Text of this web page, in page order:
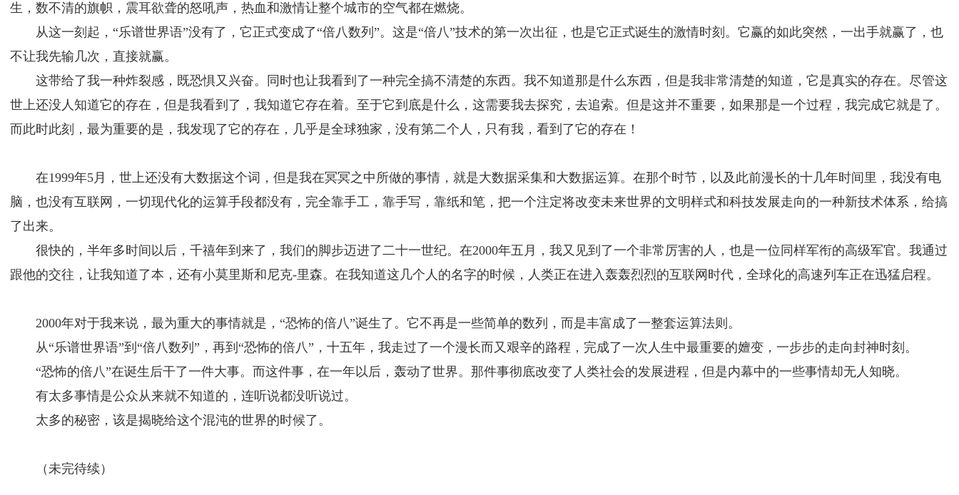
生，数不清的旗帜，震耳欲聋的怒吼声，热血和激情让整个城市的空气都在燃烧。
从这一刻起，“乐谱世界语”没有了，它正式变成了“倍八数列”。这是“倍八”技术的第一次出征，也是它正式诞生的激情时刻。它赢的如此突然，一出手就赢了，也
不让我先输几次，直接就赢。
这带给了我一种炸裂感，既恐惧又兴奋。同时也让我看到了一种完全搞不清楚的东西。我不知道那是什么东西，但是我非常清楚的知道，它是真实的存在。尽管这
世上还没人知道它的存在，但是我看到了，我知道它存在着。至于它到底是什么，这需要我去探究，去追索。但是这并不重要，如果那是一个过程，我完成它就是了。
而此时此刻，最为重要的是，我发现了它的存在，几乎是全球独家，没有第二个人，只有我，看到了它的存在！
在1999年5月，世上还没有大数据这个词，但是我在冥冥之中所做的事情，就是大数据采集和大数据运算。在那个时节，以及此前漫长的十几年时间里，我没有电
脑，也没有互联网，一切现代化的运算手段都没有，完全靠手工，靠手写，靠纸和笔，把一个注定将改变未来世界的文明样式和科技发展走向的一种新技术体系，给搞
了出来。
很快的，半年多时间以后，千禧年到来了，我们的脚步迈进了二十一世纪。在2000年五月，我又见到了一个非常厉害的人，也是一位同样军衔的高级军官。我通过
跟他的交往，让我知道了本，还有小莫里斯和尼克-里森。在我知道这几个人的名字的时候，人类正在进入轰轰烈烈的互联网时代，全球化的高速列车正在迅猛启程。
2000年对于我来说，最为重大的事情就是，“恐怖的倍八”诞生了。它不再是一些简单的数列，而是丰富成了一整套运算法则。
从“乐谱世界语”到“倍八数列”，再到“恐怖的倍八”，十五年，我走过了一个漫长而又艰辛的路程，完成了一次人生中最重要的嬗变，一步步的走向封神时刻。
“恐怖的倍八”在诞生后干了一件大事。而这件事，在一年以后，轰动了世界。那件事彻底改变了人类社会的发展进程，但是内幕中的一些事情却无人知晓。
有太多事情是公众从来就不知道的，连听说都没听说过。
太多的秘密，该是揭晓给这个混沌的世界的时候了。
（未完待续）